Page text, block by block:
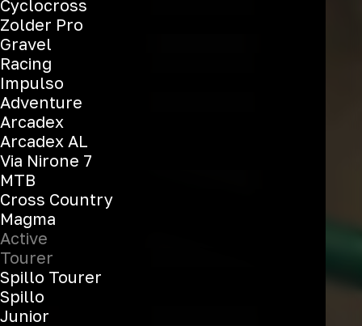
Cyclocross
Zolder Pro
Gravel
Racing
Impulso
Adventure
Arcadex
Arcadex AL
Via Nirone 7
MTB
Cross Country
Magma
Active
Tourer
Spillo Tourer
Spillo
Junior